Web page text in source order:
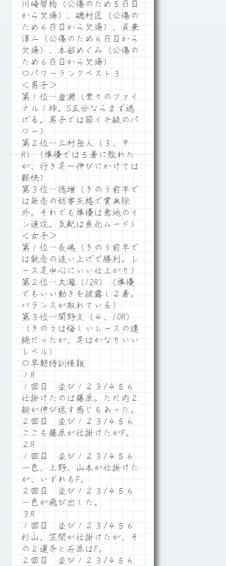
川崎智稔（公傷のため５日目
から欠場）、磯村匠（公傷の
ため６日目から欠場）、貞兼
淳二（公傷のため６日目から
欠場）、本部めぐみ（公傷の
ため６日目から欠場）
〇パワーランクベスト３
＜男子＞
第１位…岩瀬（堂々のファイ
ナル１枠。S五分ならまず逃
げる。男子では節イチ級のパ
ワー）
第２位…三村岳人（３、９
R）（準優では５着に敗れた
が、行き足～伸びにかけては
軽快）
第３位…徳増（きのう前半で
は無念の妨害失格で賞典除
外。それでも準優は意地のイ
ン速攻。気配は良化ムード）
＜女子＞
第１位…長嶋（きのう前半で
は執念の追い上げで勝利。レ
ース足中心にいい仕上がり）
第２位…大瀧（12R）（準優
でもいい動きを披露し２着。
バランスが取れている）
第３位…関野文（４、10R）
（きのうは悔しいレースの連
続だったが、足はかなりいい
レベル）
〇早朝特訓情報
１R
１回目 並び１２３/４５６
仕掛けたのは藤原。ただ内２
艇が伸び返す感じもあった。
２回目 並び１２３/４５６
ここも藤原が仕掛けたがF。
２R
１回目 並び１２３/４５６
一色、上野、山本が仕掛けた
が、いずれもF。
２回目 並び１２３/４５６
一色が飛び出した。
３R
１回目 並び１２３/４５６
杉山、笠間が仕掛けたが、そ
の２選手と石原はF。
２回目 並び１２３/４５６